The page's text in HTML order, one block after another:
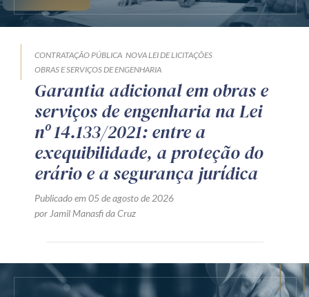
CONTRATAÇÃO PÚBLICA NOVA LEI DE LICITAÇÕES
OBRAS E SERVIÇOS DE ENGENHARIA
Garantia adicional em obras e
serviços de engenharia na Lei
nº 14.133/2021: entre a
exequibilidade, a proteção do
erário e a segurança jurídica
Publicado em 05 de agosto de 2026
por Jamil Manasfi da Cruz